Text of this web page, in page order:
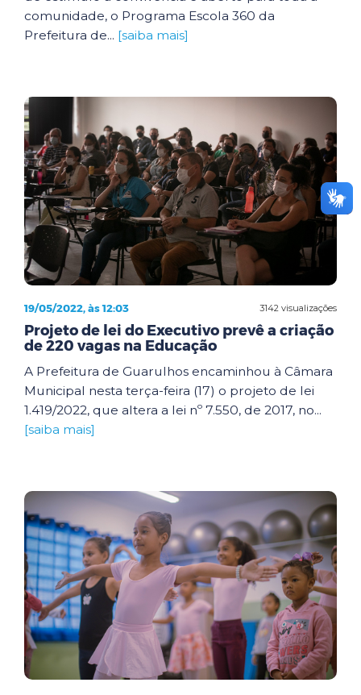
comunidade, o Programa Escola 360 da
Prefeitura de... [saiba mais]
3142 visualizações
19/05/2022, às 12:03
Projeto de lei do Executivo prevê a criação
de 220 vagas na Educação
A Prefeitura de Guarulhos encaminhou à Câmara
Municipal nesta terça-feira (17) o projeto de lei
1.419/2022, que altera a lei nº 7.550, de 2017, no...
[saiba mais]